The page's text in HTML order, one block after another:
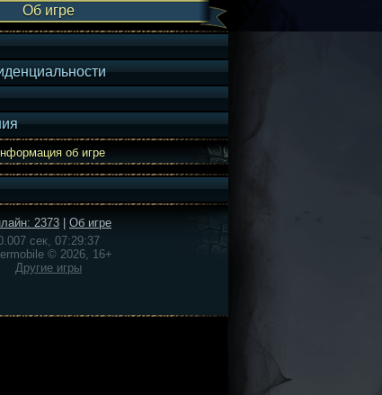
Об игре
об игре
2373
Об игре
сек, 07:29:37
© 2026, 16+
Другие игры